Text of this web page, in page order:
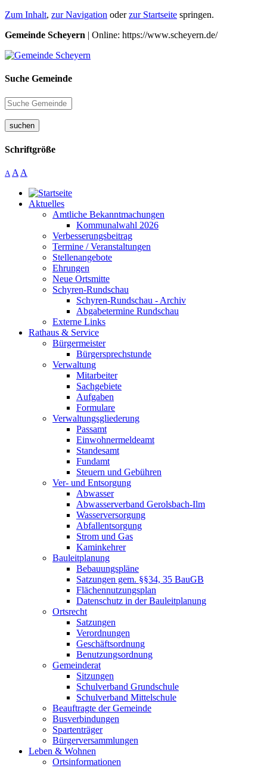
Zum Inhalt, zur Navigation oderzur Startseite springen.
Gemeinde Scheyern | Online: https://www.scheyern.de/
Suche Gemeinde
suchen
Schriftgröße
A A A
Aktuelles
Amtliche Bekanntmachungen
Kommunalwahl 2026
Verbesserungsbeitrag
Termine / Veranstaltungen
Stellenangebote
Ehrungen
Neue Ortsmitte
Schyren-Rundschau
Schyren-Rundschau - Archiv
Abgabetermine Rundschau
Externe Links
Rathaus & Service
Bürgermeister
Bürgersprechstunde
Verwaltung
Mitarbeiter
Sachgebiete
Aufgaben
Formulare
Verwaltungsgliederung
Passamt
Einwohnermeldeamt
Standesamt
Fundamt
Steuern und Gebühren
Ver- und Entsorgung
Abwasser
Abwasserverband Gerolsbach-Ilm
Wasserversorgung
Abfallentsorgung
Strom und Gas
Kaminkehrer
Bauleitplanung
Bebauungspläne
Satzungen gem. §§34, 35 BauGB
Flächennutzungsplan
Datenschutz in der Bauleitplanung
Ortsrecht
Satzungen
Verordnungen
Geschäftsordnung
Benutzungsordnung
Gemeinderat
Sitzungen
Schulverband Grundschule
Schulverband Mittelschule
Beauftragte der Gemeinde
Busverbindungen
Spartenträger
Bürgerversammlungen
Leben & Wohnen
Ortsinformationen